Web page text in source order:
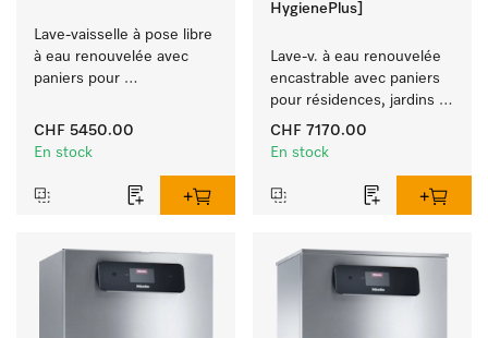
Lave-vaisselle à pose libre
à eau renouvelée avec
paniers pour
restauration, écoles et
boulangeries.
CHF 5450.00
En stock
HygienePlus]
Lave-v. à eau renouvelée
encastrable avec paniers
pour résidences, jardins
d'enfants et espaces à
exigence d'hygiène.
CHF 7170.00
En stock